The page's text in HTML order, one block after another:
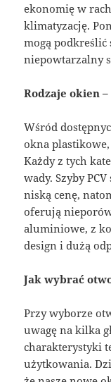
ekonomię w
klimatyzację.
mogą
niepowtarzalny
Rodzaje okien
Wśród
okna
Każdy z tych
wady. Szyby
niską cenę,
oferują
aluminiowe, z
design i dużą
Jak wybrać
Przy wyborze
uwagę na kilka
charakterystyki
użytkowania.